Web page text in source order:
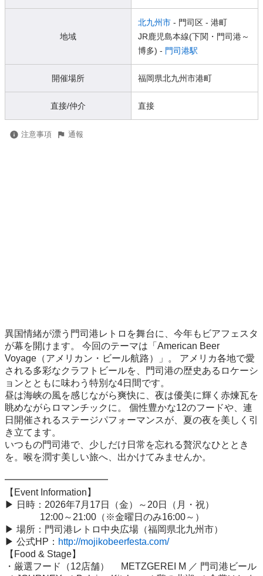
地域
北九州市 - 門司区 - 港町
JR鹿児島本線(下関・門司港～
博多) - 門司港駅
開催場所 福岡県北九州市港町
直接/仲介 直接
注意事項 通報
異国情緒が漂う門司港レトロを舞台に、今年もビアフェスタ
が幕を開けます。 今回のテーマは「American Beer
Voyage（アメリカン・ビール航路）」。 アメリカ各地で愛
される多彩なクラフトビールを、門司港の歴史あるロケーシ
ョンとともに味わう特別な4日間です。
昼は海峡の風を感じながら爽快に、夜は優美に輝く赤煉瓦を
眺めながらロマンチックに。 個性豊かな12のフードや、連
日開催されるステージパフォーマンスが、夏の夜を美しく引
き立てます。
いつもの門司港で、少しだけ日常を忘れる贅沢なひととき
を。喉を潤す美しい旅へ、出かけてみませんか。
━━━━━━━━━━━
【Event Information】
▶︎ 日時：2026年7月17日（金）～20日（月・祝）
▶︎ 場所：門司港レトロ中央広場（福岡県北九州市）
▶︎ 公式HP： http://mojikobeerfesta.com/
【Food & Stage】
・厳選フード（12店舗） 　METZGEREI M ／ 門司港ビール